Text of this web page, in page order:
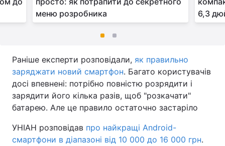
меню розробника
6,3
Раніше експерти розповідали, як правильно
заряджати новий смартфон. Багато користувачів
досі впевнені: потрібно повністю розрядити і
зарядити його кілька разів, щоб "розкачати"
батарею. Але це правило остаточно застаріло
УНІАН розповідав про найкращі Android-
смартфони в діапазоні від 10 000 до 16 000 грн.